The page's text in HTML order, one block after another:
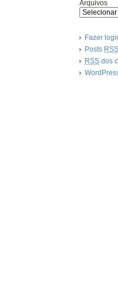
Arquivos
Fazer
Posts RSS
RSS dos